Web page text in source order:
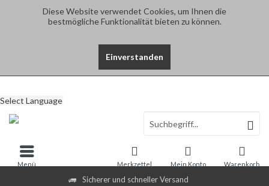
Diese Website verwendet Cookies, um Ihnen die
bestmögliche Funktionalität bieten zu können.
Einverstanden
Sicherer und schneller Versand
Select Language
Warenkorb
Merkzettel Mein Konto
Menü